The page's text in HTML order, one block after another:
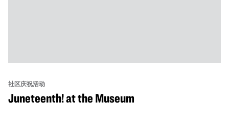
社区庆祝活动
Juneteenth! at the Museum